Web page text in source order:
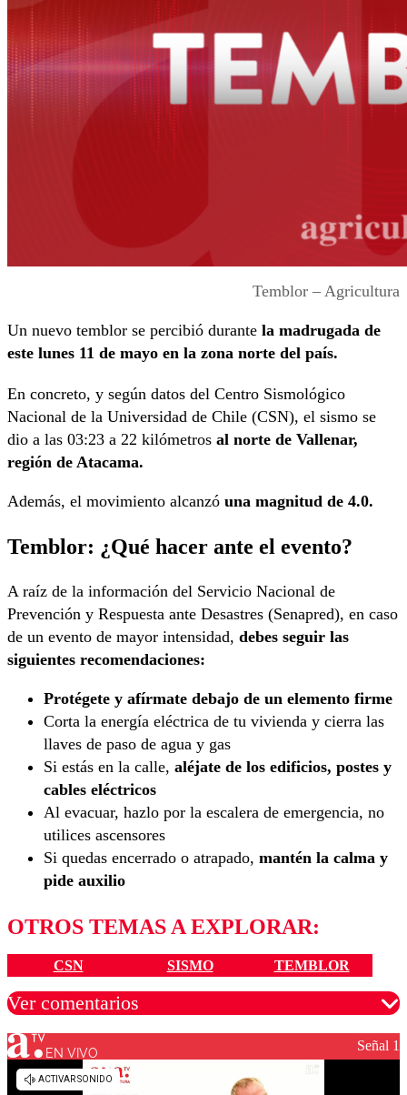
Temblor – Agricultura
Un nuevo temblor se percibió durante la madrugada de
este lunes 11 de mayo en la zona norte del país.
En concreto, y según datos del Centro Sismológico
Nacional de la Universidad de Chile (CSN), el sismo se
dio a las 03:23 a 22 kilómetros al norte de Vallenar,
región de Atacama.
Además, el movimiento alcanzó una magnitud de 4.0.
Temblor: ¿Qué hacer ante el evento?
A raíz de la información del Servicio Nacional de
Prevención y Respuesta ante Desastres (Senapred), en caso
de un evento de mayor intensidad, debes seguir las
siguientes recomendaciones:
Protégete y afírmate debajo de un elemento firme
Corta la energía eléctrica de tu vivienda y cierra las
llaves de paso de agua y gas
Si estás en la calle, aléjate de los edificios, postes y
cables eléctricos
Al evacuar, hazlo por la escalera de emergencia, no
utilices ascensores
Si quedas encerrado o atrapado, mantén la calma y
pide auxilio
OTROS TEMAS A EXPLORAR:
CSN SISMO TEMBLOR
Ver comentarios
Los comentarios son moderados para garantizar un
diálogo respetuoso.
EN VIVO Señal 1